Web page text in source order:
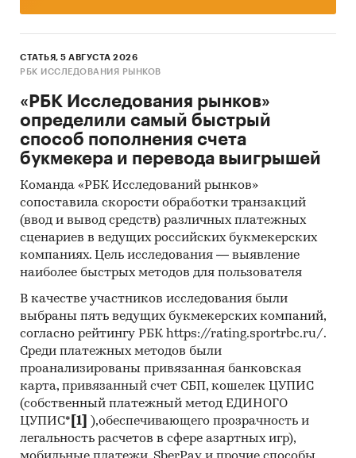
СТАТЬЯ, 5 АВГУСТА 2026
РБК ИССЛЕДОВАНИЯ РЫНКОВ
«РБК Исследования рынков»
определили самый быстрый
способ пополнения счета
букмекера и перевода выигрышей
Команда «РБК Исследований рынков»
сопоставила скорости обработки транзакций
(ввод и вывод средств) различных платежных
сценариев в ведущих российских букмекерских
компаниях. Цель исследования — выявление
наиболее быстрых методов для пользователя
В качестве участников исследования были
выбраны пять ведущих букмекерских компаний,
согласно рейтингу РБК https://rating.sportrbc.ru/.
Среди платежных методов были
проанализированы привязанная банковская
карта, привязанный счет СБП, кошелек ЦУПИС
(собственный платежный метод ЕДИНОГО
ЦУПИС* [1]
),обеспечивающего прозрачность и
легальность расчетов в сфере азартных игр),